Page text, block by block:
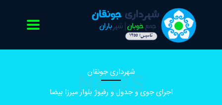
NEWS
شهرداری جونقان
اجرای جوی و جدول و رفیوژ بلوار میرزا بیضا